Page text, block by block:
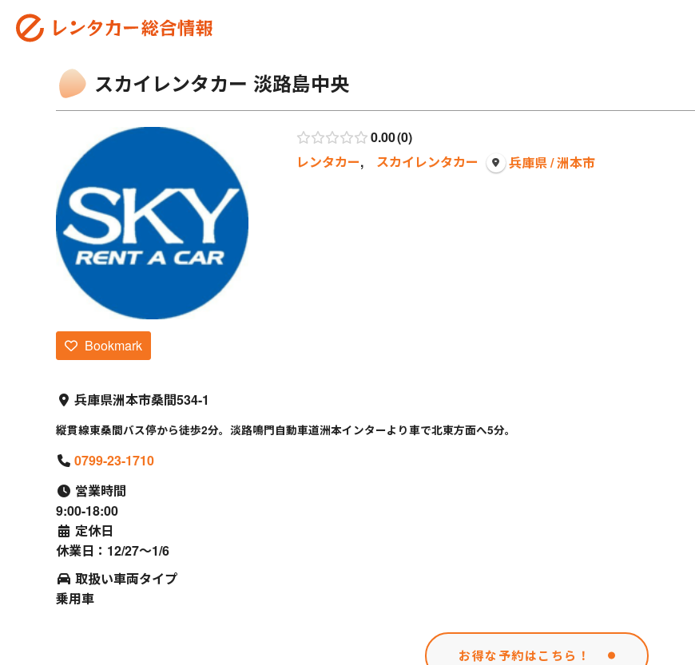
スカイレンタカー 淡路島中央
0.00 0
レンタカー, スカイレンタカー 兵庫県 / 洲本市
Bookmark
兵庫県洲本市桑間534-1
縦貫線東桑間バス停から徒歩2分。淡路鳴門自動車道洲本インターより車で北東方面へ5分。
0799-23-1710
営業時間
9:00-18:00
定休日
休業日：12/27～1/6
取扱い車両タイプ
乗用車
お得な予約はこちら！